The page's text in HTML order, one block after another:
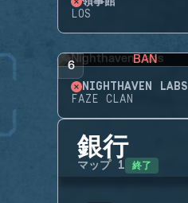
LOS
6 BAN
NIGHTHAVEN LABS
FAZE CLAN
銀行
マップ 1 終了